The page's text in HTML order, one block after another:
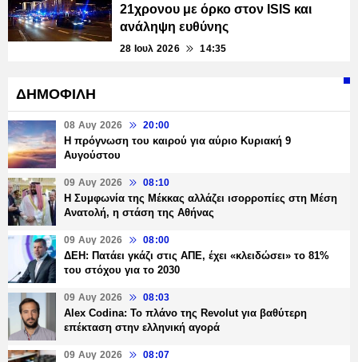
21χρονου με όρκο στον ISIS και
ανάληψη ευθύνης
28 Ιουλ 2026 14:35
ΔΗΜΟΦΙΛΗ
08 Αυγ 2026 20:00
Η πρόγνωση του καιρού για αύριο Κυριακή 9
Αυγούστου
09 Αυγ 2026 08:10
Η Συμφωνία της Μέκκας αλλάζει ισορροπίες στη Μέση
Ανατολή, η στάση της Αθήνας
09 Αυγ 2026 08:00
ΔΕΗ: Πατάει γκάζι στις ΑΠΕ, έχει «κλειδώσει» το 81%
του στόχου για το 2030
09 Αυγ 2026 08:03
Alex Codina: Το πλάνο της Revolut για βαθύτερη
επέκταση στην ελληνική αγορά
09 Αυγ 2026 08:07